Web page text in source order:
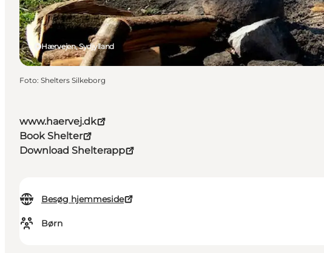
www.haervej.dk
Book Shelter
Download Shelterapp
Besøg hjemmeside
Børn
Hærvejen, Sydjylland
Foto: Shelters Silkeborg